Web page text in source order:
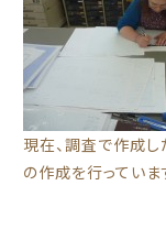
現在、調査で作成
の作成を行っていま